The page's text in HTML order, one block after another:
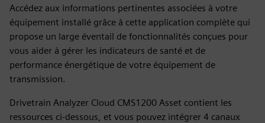
Accédez aux informations pertinentes associées à votre
équipement installé grâce à cette application complète qui
propose un large éventail de fonctionnalités conçues pour
vous aider à gérer les indicateurs de santé et de
performance énergétique de votre équipement de
transmission.
Drivetrain Analyzer Cloud CMS1200 Asset contient les
ressources ci-dessous, et vous pouvez intégrer 4 canaux